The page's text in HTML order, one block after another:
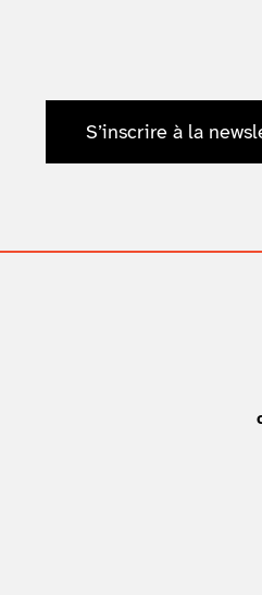
S’inscrire à la